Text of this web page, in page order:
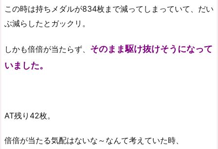
この時は持ちメダルが834枚まで減ってしまっていて、だい
ぶ減らしたとガックリ。
しかも倍倍が当たらず、 そのまま駆け抜けそうになって
いました。
AT残り42枚。
倍倍が当たる気配はないな～なんて考えていた時、